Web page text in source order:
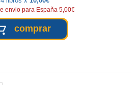
envio para España 5,00€
comprar